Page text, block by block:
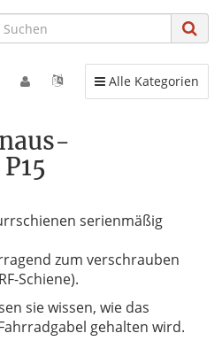
Toggle navigation
Alle Kategorien
serienmäßig
zum verschrauben
Schiene).
sie wissen, wie das
gehalten wird.